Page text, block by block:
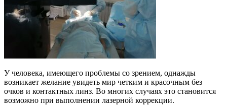
У человека, имеющего проблемы со зрением, однажды
возникает желание увидеть мир четким и красочным без
очков и контактных линз. Во многих случаях это становится
возможно при выполнении лазерной коррекции.